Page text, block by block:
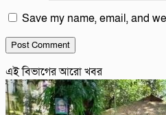
Save my name, email, and
এই বিভাগের আরো খবর